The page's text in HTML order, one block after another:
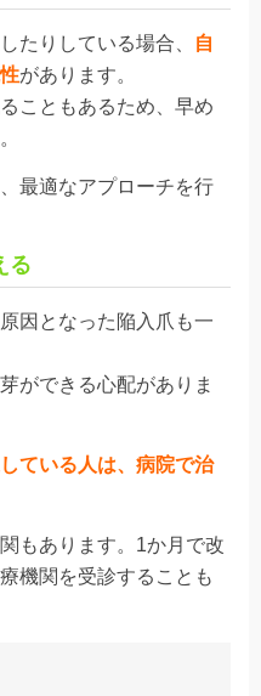
たりしている場合、
自
があります。
こともあるため、早め
。
最適なアプローチを行
る
因となった 陥入爪 も一
ができる心配がありま
ている人は、病院で治
もあります。1か月で改
機関を受診することも